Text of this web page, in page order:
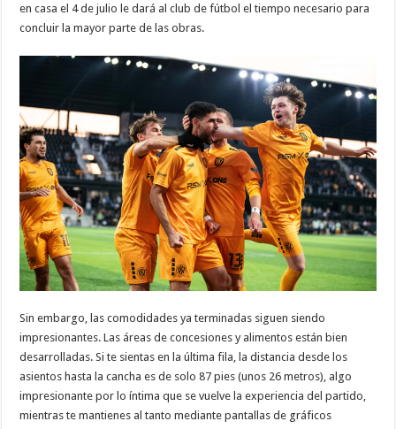
en casa el 4 de julio le dará al club de fútbol el tiempo necesario para
concluir la mayor parte de las obras.
Sin embargo, las comodidades ya terminadas siguen siendo
impresionantes. Las áreas de concesiones y alimentos están bien
desarrolladas. Si te sientas en la última fila, la distancia desde los
asientos hasta la cancha es de solo 87 pies (unos 26 metros), algo
impresionante por lo íntima que se vuelve la experiencia del partido,
mientras te mantienes al tanto mediante pantallas de gráficos